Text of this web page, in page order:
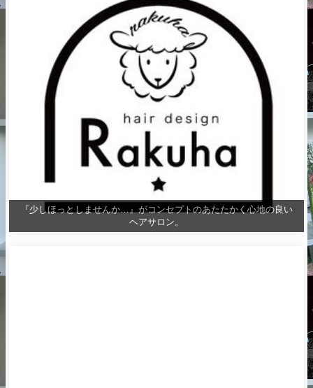
『少しほっとしませんか…』がコンセプトのあたたかく心地の良い
ヘアサロン。